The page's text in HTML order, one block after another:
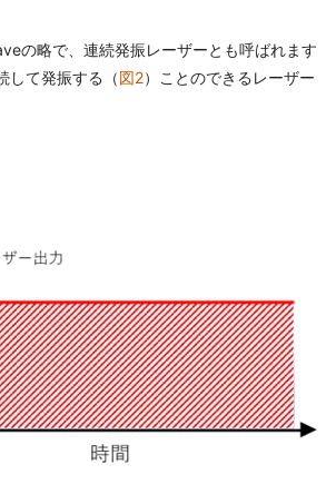
の略で、連続発振レーザーとも呼ばれます
して発振する（図2）ことのできるレーザー